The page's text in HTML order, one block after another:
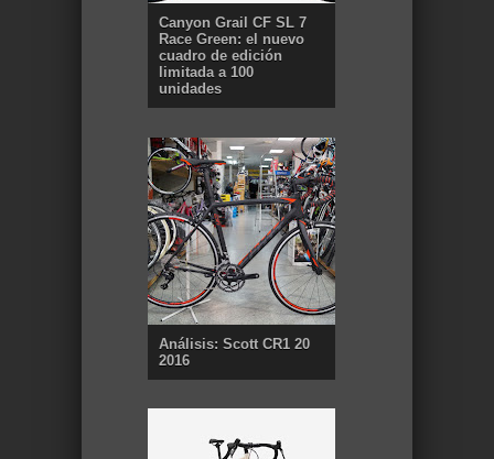
Canyon Grail CF SL 7
Race Green: el nuevo
cuadro de edición
limitada a 100
unidades
Análisis: Scott CR1 20
2016